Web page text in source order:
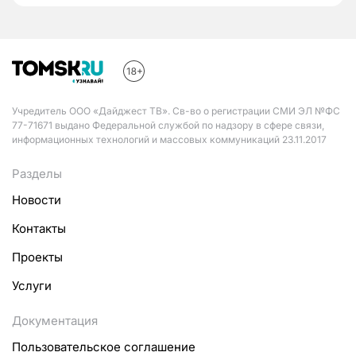
Учредитель ООО «Дайджест ТВ». Св-во о регистрации СМИ ЭЛ №ФС
77-71671 выдано Федеральной службой по надзору в сфере связи,
информационных технологий и массовых коммуникаций 23.11.2017
Разделы
Новости
Контакты
Проекты
Услуги
Документация
Пользовательское соглашение